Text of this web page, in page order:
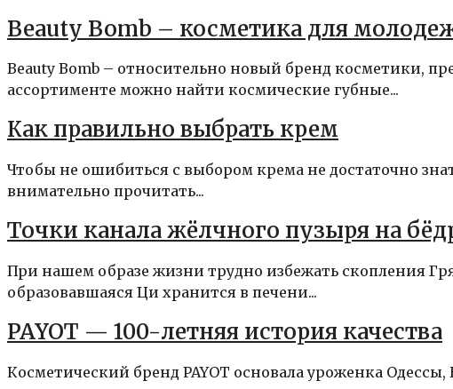
Beauty Bomb – косметика для
Beauty Bomb – относительно новый бренд косметики,
ассортименте можно найти космические губные...
Как правильно выбрать крем
Чтобы не ошибиться с выбором крема не достаточно
внимательно прочитать...
Точки канала жёлчного пузыря на
При нашем образе жизни трудно избежать скопления
образовавшаяся Ци хранится в печени...
PAYOT — 100-летняя история качества
Косметический бренд PAYOT основала уроженка